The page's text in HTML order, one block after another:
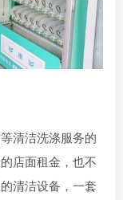
清洁洗涤服务的
店面租金，也不
清洁设备，一套